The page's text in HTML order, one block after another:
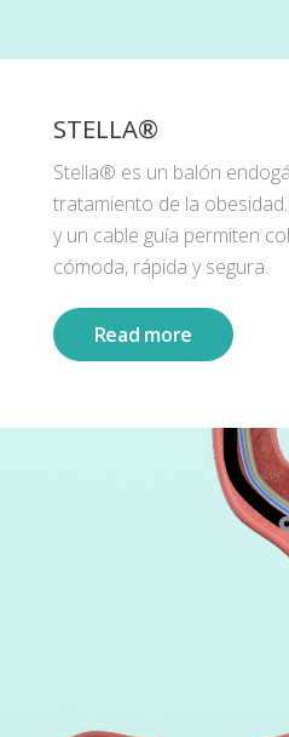
STELLA®
Stella® es un balón
tratamiento de la
y un cable guía permiten
cómoda, rápida y segura.
Read more